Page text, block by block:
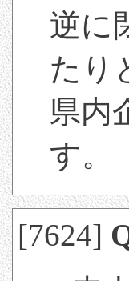
逆に
たり
県内
す。
[7624]